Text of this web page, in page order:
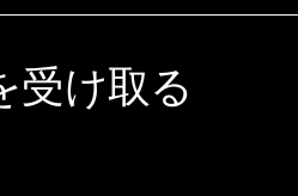
受け取る